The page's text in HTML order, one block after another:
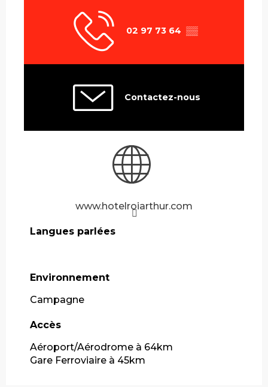
02 97 73 64 ▒▒
Contactez-nous
www.hotelroiarthur.com
Langues parlées
Langues parlées
Environnement
Environnement
Campagne
Accès
Accès
Aéroport/Aérodrome à 64km
Gare Ferroviaire à 45km